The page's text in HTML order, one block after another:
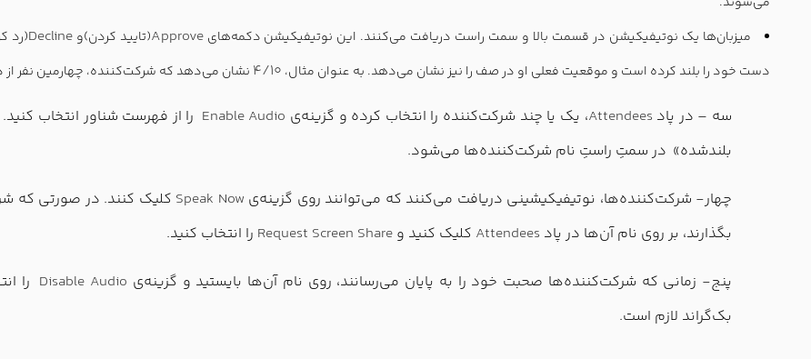
میزبان‌ها یک نوتیفیکیشن در قسمت بالا و سمت راست دریافت می‌کنند. این نوتیفیکیشن دکمه‌هایApprove(تایید کردن)وDecline(رد
دست خود را بلند کرده است و موقعیت فعلی او در صف را نیز نشان می‌دهد. به عنوان مثال، 4/10 نشان می‌دهد که شرکت‌کننده، چهارمین نفر
سه – در پاد Attendees، یک یا چند شرکت‌کننده را انتخاب کرده و گزینه‌ی Enable Audio را از فهرست شناور انتخاب
بلندشده» در سمتِ راستِ نام شركت‌كننده‌ها می‌شود.
چهار- شرکت‌کننده‌ها، نوتیفیکیشینی دریافت می‌کنند که می‌توانند روی گزینه‌‌ی Speak Now کلیک کنند. در صورتی که
بگذارند، بر روی نام آن‌ها در پاد Attendees کلیک کنید و Request Screen Share را انتخاب کنید.
پنج- زمانی که شرکت‌کننده‌ها صحبت خود را به پایان می‌رسانند، روی نام آن‌ها بایستید و گزینه‌ی Disable Audio را
بک‌گراند لازم است.